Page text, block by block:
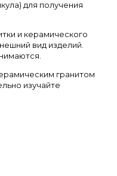
для получения
и керамического
вид изделий.
гранитом
изучайте